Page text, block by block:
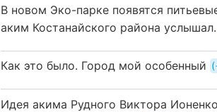
В новом Эко-парке появятся
аким Костанайского района
Как это было. Город мой особенный
Идея акима Рудного Виктора